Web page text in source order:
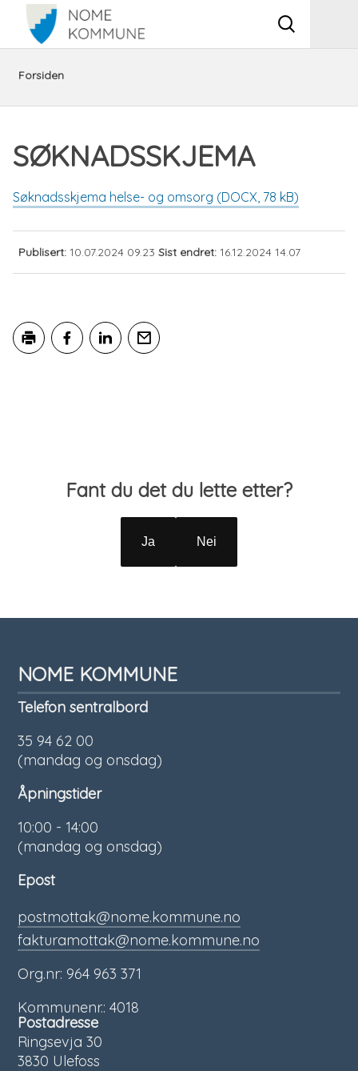
Vis
Du
her:
Forsiden
og
sosiale
tjenester
helse-
og
omsorgstjenester
SØKNADSSKJEMA
Søknadsskjema helse- og omsorg (DOCX, 78 kB)
Publisert 10.07.2024 09.23 Sist endret 16.12.2024 14.07
Tilbakemelding
Fant du det du lette etter?
Ja Nei
NOME KOMMUNE
Telefon sentralbord
35 94 62 00
(mandag og onsdag)
Åpningstider
10:00 - 14:00
(mandag og onsdag)
Epost
postmottak@nome.kommune.no
fakturamottak@nome.kommune.no
Org.nr: 964 963 371
Kommunenr.: 4018
Postadresse
Ringsevja 30
3830 Ulefoss